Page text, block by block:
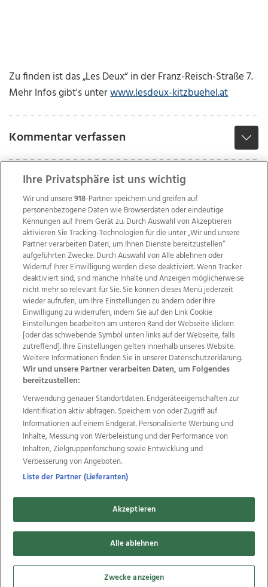
Zu finden ist das „Les Deux“ in der Franz-Reisch-Straße 7.
Mehr Infos gibt's unterwww.lesdeux-kitzbuehel.at
Kommentar verfassen
Wir über uns Mediadaten Kontakt
Jobs
Datenschutz
Impressum
AGB Anzeigekunden
AGB Website
Ehrenkodex Politische Werbung
Weitere Angebote des Medienhauses Wimmer
TV1 di-mog-i.at OÖNow
Ischler Woche
Life Radio
OÖNachrichten
OÖN Immobilien
OÖN Karriere
OÖN Reise
Promenaden Galerien
Regionaljobs
wasistlos.at wirtrauern.at
Copyrights © 2026 Tips Zeitungs GmbH & Co KG
developed by
Ihre Privatsphäre ist uns wichtig
Wir und unsere918-Partner speichern und greifen auf
personenbezogene Daten wie Browserdaten oder eindeutige
Kennungen auf Ihrem Gerät zu. Durch Auswahl von Akzeptieren
aktivieren Sie Tracking-Technologien für die unter „Wir und unsere
Partner verarbeiten Daten, um Ihnen Dienste bereitzustellen“
aufgeführten Zwecke. Durch Auswahl von Alle ablehnen oder
Widerruf Ihrer Einwilligung werden diese deaktiviert. Wenn Tracker
deaktiviert sind, sind manche Inhalte und Anzeigen möglicherweise
nicht mehr so relevant für Sie. Sie können dieses Menü jederzeit
wieder aufrufen, um Ihre Einstellungen zu ändern oder Ihre
Einwilligung zu widerrufen, indem Sie auf den Link Cookie
Einstellungen bearbeiten am unteren Rand der Webseite klicken
[oder das schwebende Symbol unten links auf der Webseite, falls
zutreffend]. Ihre Einstellungen gelten innerhalb unseres Website.
Weitere Informationen finden Sie in unserer Datenschutzerklärung.
Wir und unsere Partner verarbeiten Daten, um Folgendes
bereitzustellen:
Verwendung genauer Standortdaten. Endgeräteeigenschaften zur
Identifikation aktiv abfragen. Speichern von oder Zugriff auf
Informationen auf einem Endgerät. Personalisierte Werbung und
Inhalte, Messung von Werbeleistung und der Performance von
Inhalten, Zielgruppenforschung sowie Entwicklung und
Verbesserung von Angeboten.
Liste der Partner (Lieferanten)
Akzeptieren
Alle ablehnen
Zwecke anzeigen